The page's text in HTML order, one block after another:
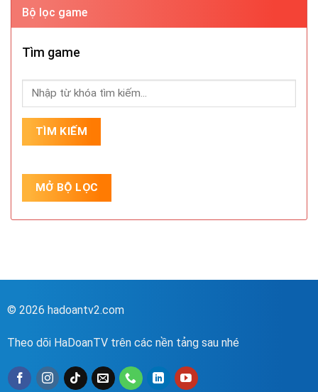
Bộ lọc game
Tìm game
© 2026 hadoantv2.com
Theo dõi HaDoanTV trên các nền tảng sau nhé